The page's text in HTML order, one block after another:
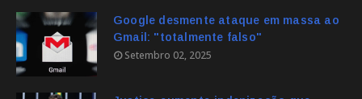
Google desmente ataque em massa ao
Gmail: "totalmente falso"
Setembro 02, 2025